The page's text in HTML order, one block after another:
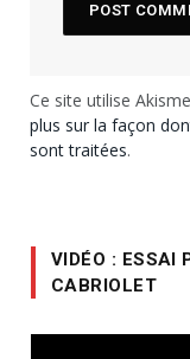
Ce site utilise
plus sur la façon
sont traitées.
VIDÉO : ESSAI
CABRIOLET